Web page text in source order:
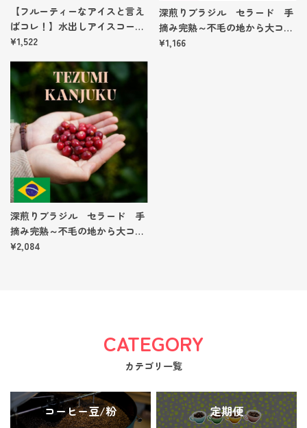
【フルーティーなアイスと言え
ばコレ！】水出しアイスコーヒ
ーパック（３個）
¥1,522
深煎りブラジル セラード 手
摘み完熟～不毛の地から大コー
ヒー産地へ～ 【100g】
¥1,166
深煎りブラジル セラード 手
摘み完熟～不毛の地から大コー
ヒー産地へ～ 【200g】
¥2,084
CATEGORY
カテゴリ一覧
コーヒー豆/粉 定期便